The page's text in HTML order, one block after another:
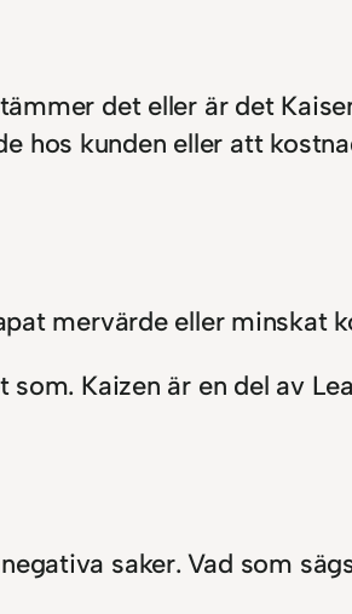
det eller är det
hos kunden eller att
mervärde eller minskat
Kaizen är en del av
saker. Vad som